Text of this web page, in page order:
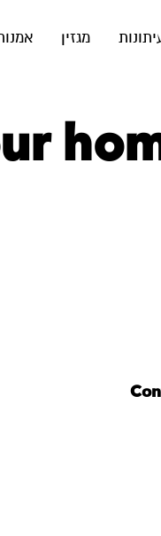
מגזין